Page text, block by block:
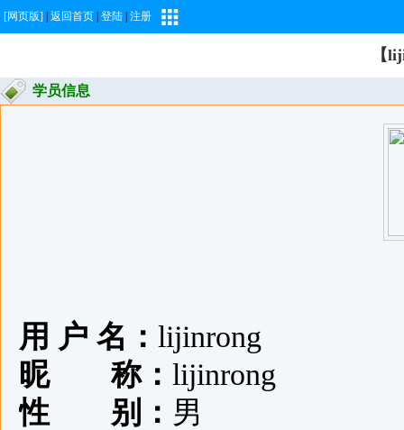
[网页版] 返回首页 登陆 注册
【
学员信息
用 户 名： lijinrong
昵 称： lijinrong
性 别： 男